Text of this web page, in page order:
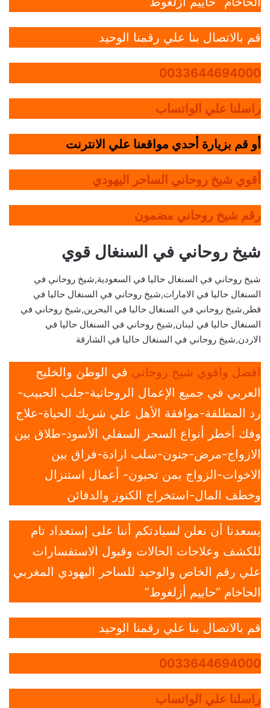
قم بالاتصال بنا علي رقمنا الوحيد
0033644694000
راسلنا علي الواتساب
أو قم بزيارة أحدي مواقعنا علي الانترنت
أقوي شيخ روحاني الساحر اليهودي
رقم شيخ روحاني مضمون
شيخ روحاني في السنغال قوي
شيخ روحاني في السنغال حاليا في السعودية,شيخ روحاني في
السنغال حاليا في الامارات,شيخ روحاني في السنغال حاليا في
قطر,شيخ روحاني في السنغال حاليا في البحرين,شيخ روحاني في
السنغال حاليا في لبنان,شيخ روحاني في السنغال حاليا في
الاردن,شيخ روحاني في السنغال حاليا في الشارقة
افضل واقوي شيخ روحاني في الوطن والخليج
العربي في جميع الإعمال الروحانية-جلب الحبيب-
رد المطلقة-موافقة الأهل علي شريك الحياة-علاج
وفك أخطر أنواع السحر السفلي الأسود-طلاق بين
الازواج-مرض-جنون-سلب ارادة-فراق بين
الاخوات-الزواج بمن تحبون- أعمال استنزال
وخطف المال-استخراج الكنوز والدفائن
يسعدنا أن نعلن لسيادتكم أننا على إستعداد تام
للكشف وعلاجات الحالات وقبول الاستفسارات
علي رقم الخاص والوحيد للساحر اليهودي المغربي
الحاخام “حاييم أزلغوط”
قم بالاتصال بنا علي رقمنا الوحيد
0033644694000
راسلنا علي الواتساب